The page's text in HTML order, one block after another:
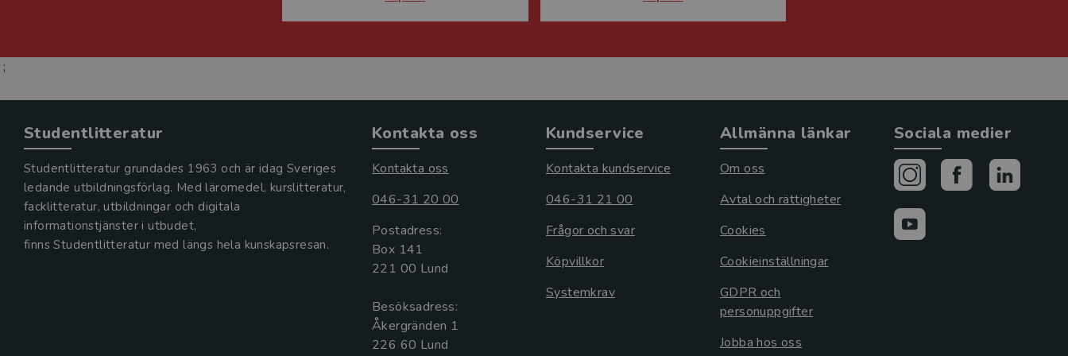
;
Studentlitteratur
Studentlitteratur grundades 1963 och är idag Sveriges
ledande utbildningsförlag. Med läromedel, kurslitteratur,
facklitteratur, utbildningar och digitala
informationstjänster i utbudet,
finns Studentlitteratur med längs hela kunskapsresan.
Kontakta oss
Kontakta oss
046-31 20 00
Postadress:
Box 141
221 00 Lund
Besöksadress:
Åkergränden 1
Kundservice
Kontakta kundservice
046-31 21 00
Frågor och svar
Köpvillkor
Systemkrav
Allmänna länkar
Om oss
Avtal och rättigheter
Cookies
Cookieinställningar
GDPR och
personuppgifter
Jobba hos oss
Sociala medier